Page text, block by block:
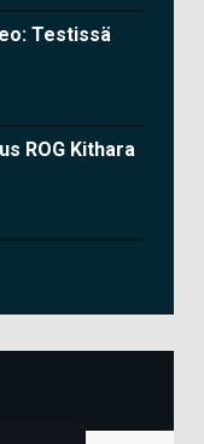
Testissä
ROG Kithara